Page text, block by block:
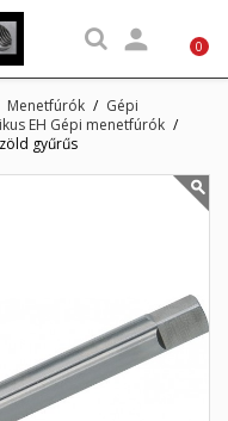
 0
Menetfúrók
Gépi
EH Gépi menetfúrók
gyűrűs